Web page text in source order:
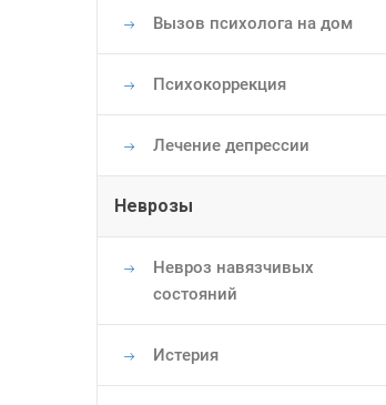
Вызов психолога на дом
Психокоррекция
Лечение депрессии
Неврозы
Невроз навязчивых
состояний
Истерия